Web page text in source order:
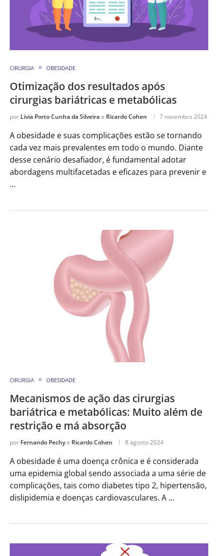
CIRURGIA OBESIDADE
Otimização dos resultados após
cirurgias bariátricas e metabólicas
por Lívia Porto Cunha da Silveira e Ricardo Cohen 7 novembro 2024
A obesidade e suas complicações estão se tornando
cada vez mais prevalentes em todo o mundo. Diante
desse cenário desafiador, é fundamental adotar
abordagens multifacetadas e eficazes para prevenir e
…
CIRURGIA OBESIDADE
Mecanismos de ação das cirurgias
bariátrica e metabólicas: Muito além de
restrição e má absorção
por Fernando Pechye Ricardo Cohen 8 agosto 2024
A obesidade é uma doença crônica e é considerada
uma epidemia global sendo associada a uma série de
complicações, tais como diabetes tipo 2, hipertensão,
dislipidemia e doenças cardiovasculares. A …